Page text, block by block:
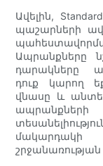
Ավելին,
պաշարների
Ապրանքները
դարակները
դուք կարող
վնասը և
շրջանառության